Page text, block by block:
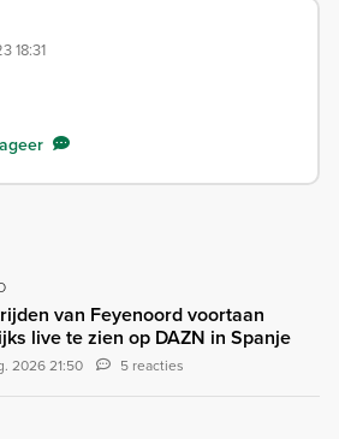
18:31
van Feyenoord voortaan
live te zien op DAZN in Spanje
2026 21:50 5 reacties